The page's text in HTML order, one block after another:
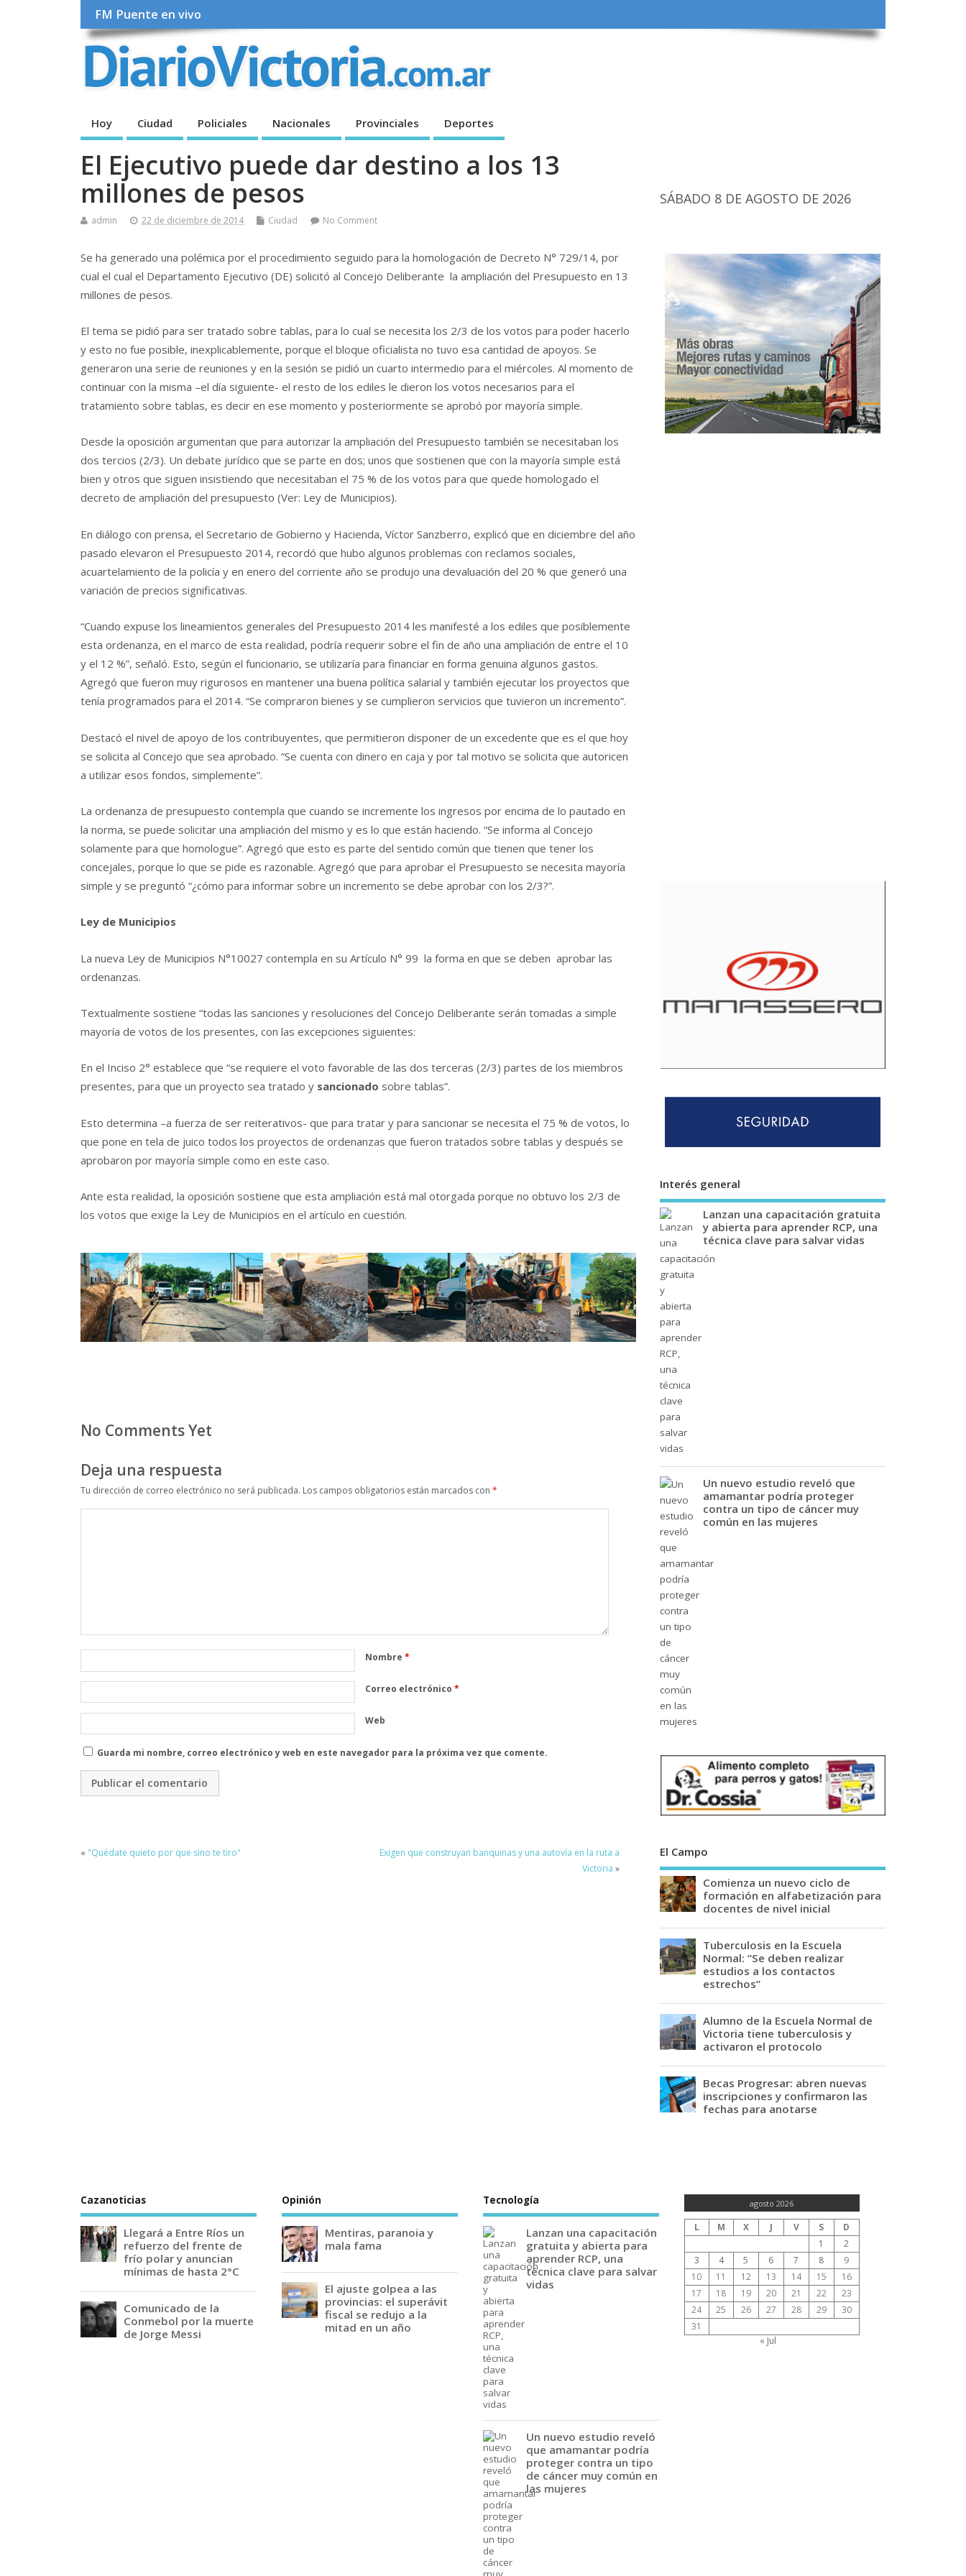
FM Puente en vivo
Hoy Ciudad Policiales Nacionales Provinciales Deportes
El Ejecutivo puede dar destino a los 13
millones de pesos
admin 22 de diciembre de 2014 Ciudad No Comment
Se ha generado una polémica por el procedimiento seguido para la homologación de Decreto N° 729/14, por
cual el cual el Departamento Ejecutivo (DE) solicitó al Concejo Deliberante la ampliación del Presupuesto en 13
millones de pesos.
El tema se pidió para ser tratado sobre tablas, para lo cual se necesita los 2/3 de los votos para poder hacerlo
y esto no fue posible, inexplicablemente, porque el bloque oficialista no tuvo esa cantidad de apoyos. Se
generaron una serie de reuniones y en la sesión se pidió un cuarto intermedio para el miércoles. Al momento de
continuar con la misma –el día siguiente- el resto de los ediles le dieron los votos necesarios para el
tratamiento sobre tablas, es decir en ese momento y posteriormente se aprobó por mayoría simple.
Desde la oposición argumentan que para autorizar la ampliación del Presupuesto también se necesitaban los
dos tercios (2/3). Un debate jurídico que se parte en dos; unos que sostienen que con la mayoría simple está
bien y otros que siguen insistiendo que necesitaban el 75 % de los votos para que quede homologado el
decreto de ampliación del presupuesto (Ver: Ley de Municipios).
En diálogo con prensa, el Secretario de Gobierno y Hacienda, Víctor Sanzberro, explicó que en diciembre del año
pasado elevaron el Presupuesto 2014, recordó que hubo algunos problemas con reclamos sociales,
acuartelamiento de la policía y en enero del corriente año se produjo una devaluación del 20 % que generó una
variación de precios significativas.
“Cuando expuse los lineamientos generales del Presupuesto 2014 les manifesté a los ediles que posiblemente
esta ordenanza, en el marco de esta realidad, podría requerir sobre el fin de año una ampliación de entre el 10
y el 12 %”, señaló. Esto, según el funcionario, se utilizaría para financiar en forma genuina algunos gastos.
Agregó que fueron muy rigurosos en mantener una buena política salarial y también ejecutar los proyectos que
tenía programados para el 2014. “Se compraron bienes y se cumplieron servicios que tuvieron un incremento”.
Destacó el nivel de apoyo de los contribuyentes, que permitieron disponer de un excedente que es el que hoy
se solicita al Concejo que sea aprobado. “Se cuenta con dinero en caja y por tal motivo se solicita que autoricen
a utilizar esos fondos, simplemente”.
La ordenanza de presupuesto contempla que cuando se incremente los ingresos por encima de lo pautado en
la norma, se puede solicitar una ampliación del mismo y es lo que están haciendo. “Se informa al Concejo
solamente para que homologue”. Agregó que esto es parte del sentido común que tienen que tener los
concejales, porque lo que se pide es razonable. Agregó que para aprobar el Presupuesto se necesita mayoría
simple y se preguntó “¿cómo para informar sobre un incremento se debe aprobar con los 2/3?”.
Ley de Municipios
La nueva Ley de Municipios N°10027 contempla en su Artículo N° 99 la forma en que se deben aprobar las
ordenanzas.
Textualmente sostiene “todas las sanciones y resoluciones del Concejo Deliberante serán tomadas a simple
mayoría de votos de los presentes, con las excepciones siguientes:
En el Inciso 2° establece que “se requiere el voto favorable de las dos terceras (2/3) partes de los miembros
presentes, para que un proyecto sea tratado y sancionado sobre tablas”.
Esto determina –a fuerza de ser reiterativos- que para tratar y para sancionar se necesita el 75 % de votos, lo
que pone en tela de juico todos los proyectos de ordenanzas que fueron tratados sobre tablas y después se
aprobaron por mayoría simple como en este caso.
Ante esta realidad, la oposición sostiene que esta ampliación está mal otorgada porque no obtuvo los 2/3 de
los votos que exige la Ley de Municipios en el artículo en cuestión.
No Comments Yet
Deja una respuesta
Tu dirección de correo electrónico no será publicada. Los campos obligatorios están marcados con *
Nombre *
Correo electrónico *
Web
Guarda mi nombre, correo electrónico y web en este navegador para la próxima vez que comente.
« "Quédate quieto por que sino te tiro"
Exigen que construyan banquinas y una autovía en la ruta a
Victoria »
SÁBADO 8 DE AGOSTO DE 2026
Interés general
Lanzan una capacitación gratuita
y abierta para aprender RCP, una
técnica clave para salvar vidas
Un nuevo estudio reveló que
amamantar podría proteger
contra un tipo de cáncer muy
común en las mujeres
El Campo
Comienza un nuevo ciclo de
formación en alfabetización para
docentes de nivel inicial
Tuberculosis en la Escuela
Normal: “Se deben realizar
estudios a los contactos
estrechos”
Alumno de la Escuela Normal de
Victoria tiene tuberculosis y
activaron el protocolo
Becas Progresar: abren nuevas
inscripciones y confirmaron las
fechas para anotarse
Cazanoticias
Llegará a Entre Ríos un
refuerzo del frente de
frío polar y anuncian
mínimas de hasta 2°C
Comunicado de la
Conmebol por la muerte
de Jorge Messi
Opinión
Mentiras, paranoia y
mala fama
El ajuste golpea a las
provincias: el superávit
fiscal se redujo a la
mitad en un año
Tecnología
Lanzan una capacitación
gratuita y abierta para
aprender RCP, una
técnica clave para salvar
vidas
Un nuevo estudio reveló
que amamantar podría
proteger contra un tipo
de cáncer muy común en
las mujeres
agosto 2026
L M X J V S
D
1
2
3
4 5 6 7 8
9
10
11 12 13 14 15
16
17
18 19 20 21 22
23
24
25 26 27 28 29
30
31
« Jul